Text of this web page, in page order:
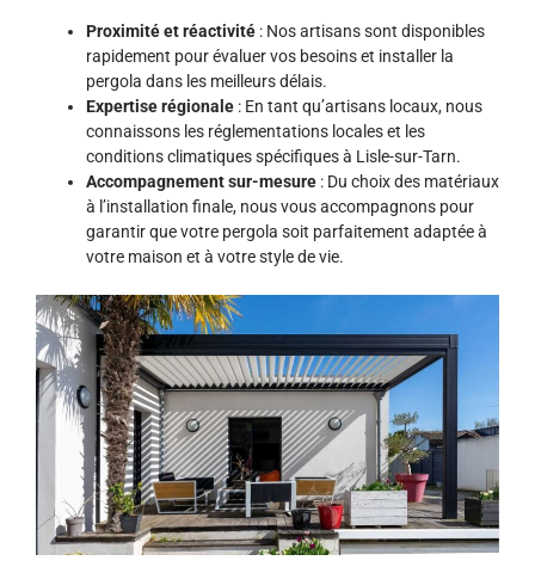
Proximité et réactivité : Nos artisans sont disponibles
rapidement pour évaluer vos besoins et installer la
pergola dans les meilleurs délais.
Expertise régionale : En tant qu’artisans locaux, nous
connaissons les réglementations locales et les
conditions climatiques spécifiques à Lisle-sur-Tarn.
Accompagnement sur-mesure : Du choix des matériaux
à l’installation finale, nous vous accompagnons pour
garantir que votre pergola soit parfaitement adaptée à
votre maison et à votre style de vie.